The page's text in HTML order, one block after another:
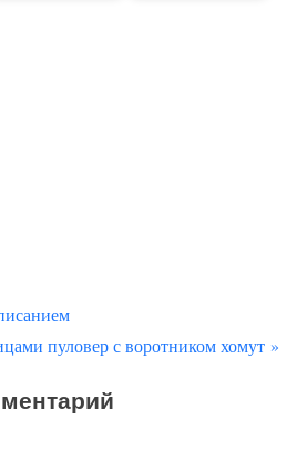
пуловер с воротником хомут